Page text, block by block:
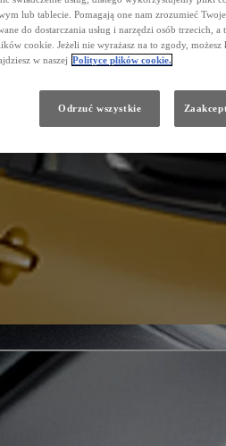
lub tablecie. Pomagają one nam zrozumieć
do dostarczania usług i narzędzi osób trzecich, a
cookie. Jeżeli nie wyrażasz na to zgody, możesz
w naszej Polityce plików cookie.
Odrzuć wszystkie